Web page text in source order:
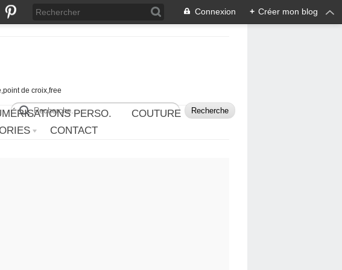
Connexion + Créer mon blog
de croix,free
PERSO.
COUTURE
CONTACT